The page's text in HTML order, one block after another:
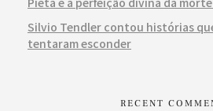
Silvio Tendler contou histórias
tentaram esconder
RECENT